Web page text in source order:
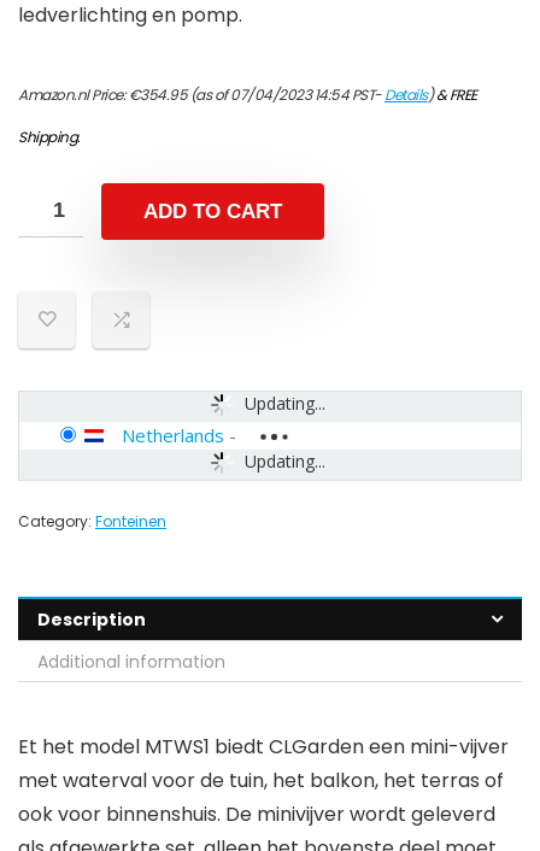
ledverlichting en pomp.
Amazon.nl Price:€354.95(as of 07/04/2023 14:54 PST-Details)&FREE
Shipping.
ADD TO CART
Updating...
Updating...
Netherlands -
Category: Fonteinen
Description
Additional information
Et het model MTWS1 biedt CLGarden een mini-vijver
met waterval voor de tuin, het balkon, het terras of
ook voor binnenshuis. De minivijver wordt geleverd